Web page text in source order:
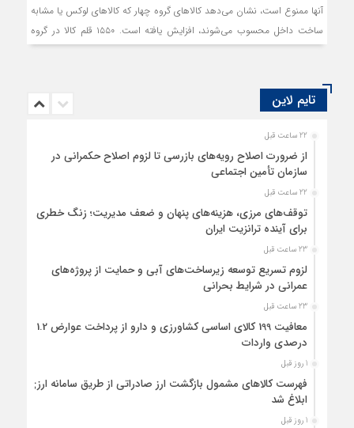
آنها ممنوع است، نشان می‌دهد کالاهای گروه چهار که کالاهای لوکس یا مشابه
ساخت داخل محسوب می‌شوند، افزایش یافته ‌است. ۱۵۵۰ قلم کالا در گروه
تایم لاین
22 ساعت قبل
از ضرورت اصلاح رویه‌های بازرسی تا لزوم اصلاح حکمرانی در
سازمان تأمین اجتماعی
22 ساعت قبل
توقف‌های مرزی، هزینه‌های پنهان و ضعف مدیریت؛ زنگ خطری
برای آینده ترانزیت ایران
23 ساعت قبل
لزوم تسریع توسعه زیرساخت‌های آبی و حمایت از پروژه‌های
عمرانی در شرایط بحرانی
23 ساعت قبل
معافیت 199 کالای اساسی کشاورزی و دارو از پرداخت عوارض 1.2
درصدی واردات
1 روز قبل
فهرست کالاهای مشمول بازگشت ارز صادراتی از طریق سامانه ارزی
ابلاغ شد
1 روز قبل